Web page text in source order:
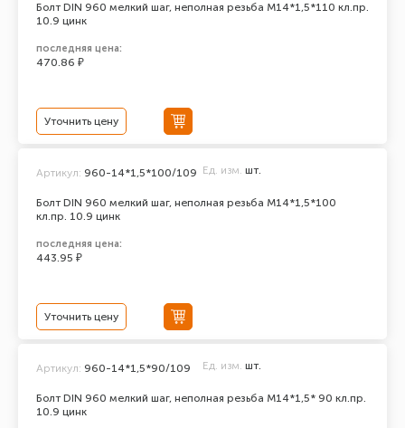
Болт DIN 960 мелкий шаг, неполная резьба M14*1,5*110 кл.пр.
10.9 цинк
последняя цена:
470.86 ₽
Уточнить цену
Болт DIN 960 мелкий шаг, неполная резьба M14*1,5*100
кл.пр. 10.9 цинк
Артикул: 960-14*1,5*100/109 Ед. изм. шт.
последняя цена:
443.95 ₽
Уточнить цену
Болт DIN 960 мелкий шаг, неполная резьба M14*1,5* 90 кл.пр.
10.9 цинк
Артикул: 960-14*1,5*90/109 Ед. изм. шт.